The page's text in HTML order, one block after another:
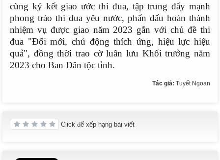
cùng ký kết giao ước thi đua, tập trung đẩy mạnh
phong trào thi đua yêu nước, phấn đấu hoàn thành
nhiệm vụ được giao năm 2023 gắn với chủ đề thi
đua "Đổi mới, chủ động thích ứng, hiệu lực hiệu
quả", đồng thời trao cờ luân lưu Khối trưởng năm
2023 cho Ban Dân tộc tỉnh.
Tác giả: Tuyết Ngoan
Click để xếp hạng bài viết